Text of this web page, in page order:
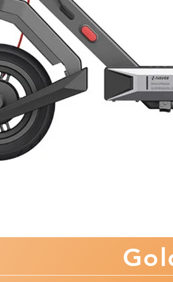
Quadro AC QUADRO AC – DA 1 A 3 KW
Kit di fissaggio (selezionabile)
Contributo smaltimento moduli